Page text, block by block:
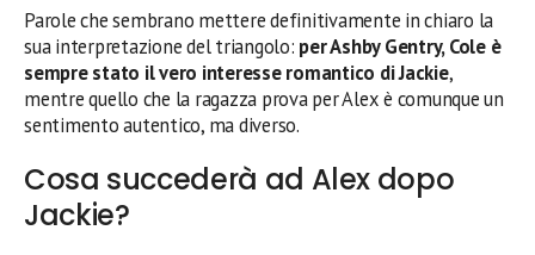
Parole che sembrano mettere definitivamente in chiaro la
sua interpretazione del triangolo: per Ashby Gentry, Cole è
sempre stato il vero interesse romantico di Jackie,
mentre quello che la ragazza prova per Alex è comunque un
sentimento autentico, ma diverso.
Cosa succederà ad Alex dopo
Jackie?